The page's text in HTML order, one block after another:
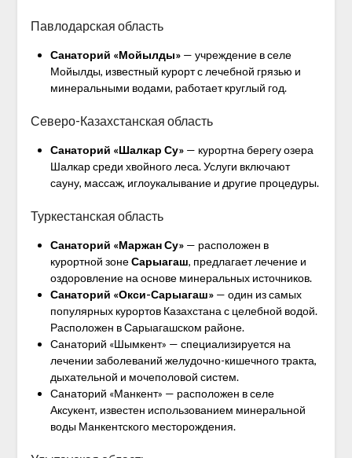
Павлодарская область
Санаторий «Мойылды»— учреждение в селе
Мойылды, известный курорт с лечебной грязью и
минеральными водами, работает круглый год.
Северо-Казахстанская область
Санаторий «Шалкар Су»— курортна берегу озера
Шалкар среди хвойного леса. Услуги включают
сауну, массаж, иглоукалывание и другие процедуры.
Туркестанская область
Санаторий «Маржан Су»— расположен в
курортной зонеСарыагаш, предлагает лечение и
оздоровление на основе минеральных источников.
Санаторий «Окси-Сарыагаш» — один из самых
популярных курортов Казахстана с целебной водой.
Расположен в Сарыагашском районе.
Санаторий «Шымкент» — специализируется на
лечении заболеваний желудочно-кишечного тракта,
дыхательной и мочеполовой систем.
Санаторий «Манкент» — расположен в селе
Аксукент, известен использованием минеральной
воды Манкентского месторождения.